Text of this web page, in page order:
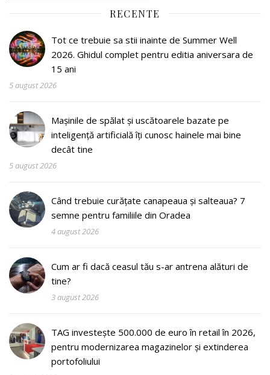
RECENTE
Tot ce trebuie sa stii inainte de Summer Well
2026. Ghidul complet pentru editia aniversara de
15 ani
5 august 2026
Mașinile de spălat și uscătoarele bazate pe
inteligență artificială îți cunosc hainele mai bine
decât tine
5 august 2026
Când trebuie curățate canapeaua și salteaua? 7
semne pentru familiile din Oradea
4 august 2026
Cum ar fi dacă ceasul tău s-ar antrena alături de
tine?
3 august 2026
TAG investește 500.000 de euro în retail în 2026,
pentru modernizarea magazinelor și extinderea
portofoliului